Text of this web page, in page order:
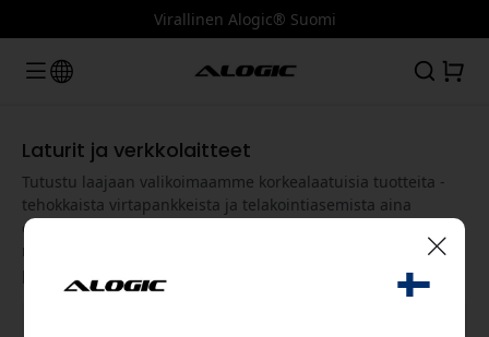
Virallinen Alogic® Suomi
Laturit ja verkkolaitteet
Tutustu laajaan valikoimaamme korkealaatuisia tuotteita -
tehokkaista virtapankkeista ja telakointiasemista aina
ergonomisiin kannettavan tietokoneen pidikkeisiin ja 4K-
näyttöihin. Alogic tarjoaa älykkäitä ratkaisuja, jotka
parantavat laitteidesi suorituskykyä ja käyttökokemusta.
🎉 Alennuskoodisi: